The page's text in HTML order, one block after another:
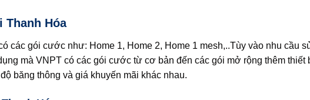
Thanh Hóa
các gói cước như: Home 1, Home 2, Home 1 mesh,..Tùy vào nhu cầu
mà VNPT có các gói cước từ cơ bản đến các gói mở rộng thêm thiết
băng thông và giá khuyến mãi khác nhau.